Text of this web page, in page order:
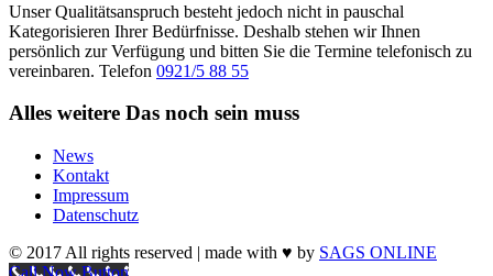
Unser Qualitätsanspruch besteht jedoch nicht in pauschal
Kategorisieren Ihrer Bedürfnisse. Deshalb stehen wir Ihnen
persönlich zur Verfügung und bitten Sie die Termine telefonisch zu
vereinbaren. Telefon 0921/5 88 55
Alles weitere Das noch sein muss
News
Kontakt
Impressum
Datenschutz
© 2017 All rights reserved | made with ♥ by SAGS ONLINE